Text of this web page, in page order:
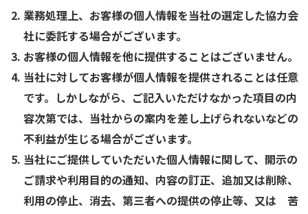
業務処理上、お客様の個人情報を当社の選定した協力会
社に委託する場合がございます。
お客様の個人情報を他に提供することはございません。
当社に対してお客様が個人情報を提供されることは任意
です。しかしながら、ご記入いただけなかった項目の内
容次第では、当社からの案内を差し上げられないなどの
不利益が生じる場合がございます。
当社にご提供していただいた個人情報に関して、開示の
ご請求や利用目的の通知、内容の訂正、追加又は削除、
利用の停止、消去、第三者への提供の停止等、又は 苦